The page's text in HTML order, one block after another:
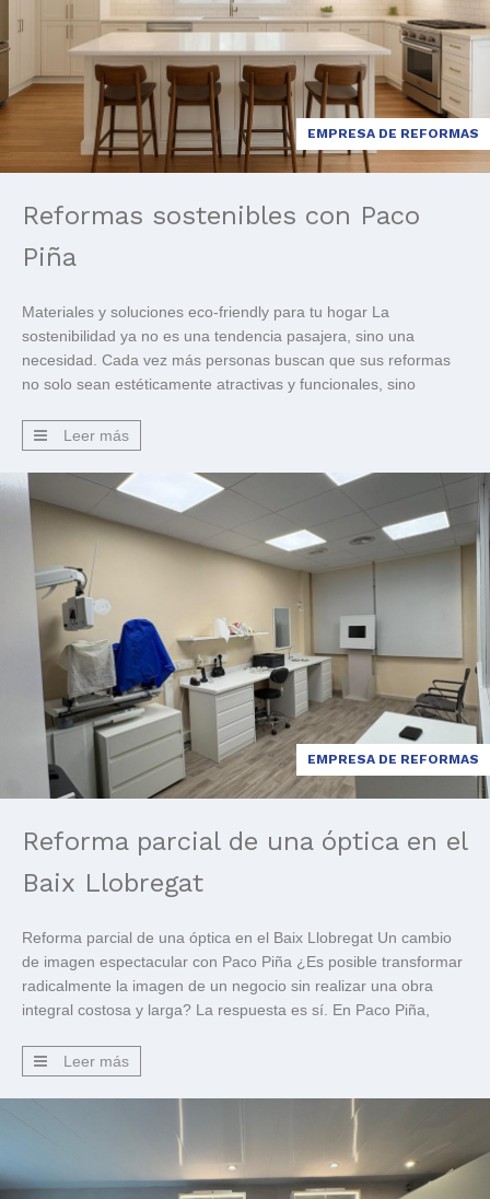
EMPRESA DE REFORMAS
Reformas sostenibles con Paco
Piña
Materiales y soluciones eco-friendly para tu hogar La
sostenibilidad ya no es una tendencia pasajera, sino una
necesidad. Cada vez más personas buscan que sus reformas
no solo sean estéticamente atractivas y funcionales, sino
soluciones eco-friendly significa ahorrar energía, reducir el
impacto ambiental y, al mismo tiempo, […]
Leer más
EMPRESA DE REFORMAS
Reforma parcial de una óptica en el
Baix Llobregat
Reforma parcial de una óptica en el Baix Llobregat Un cambio
de imagen espectacular con Paco Piña ¿Es posible transformar
radicalmente la imagen de un negocio sin realizar una obra
integral costosa y larga? La respuesta es sí. En Paco Piña,
demostrarlo con la reciente reforma […]
Leer más